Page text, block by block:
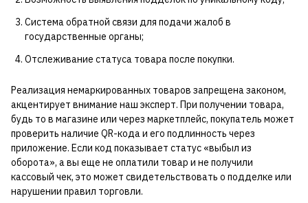
Система обратной связи для подачи жалоб в
государственные органы;
Отслеживание статуса товара после покупки.
Реализация немаркированных товаров запрещена законом,
акцентирует внимание наш эксперт. При получении товара,
будь то в магазине или через маркетплейс, покупатель может
проверить наличие QR-кода и его подлинность через
приложение. Если код показывает статус «выбыл из
оборота», а вы еще не оплатили товар и не получили
кассовый чек, это может свидетельствовать о подделке или
нарушении правил торговли.